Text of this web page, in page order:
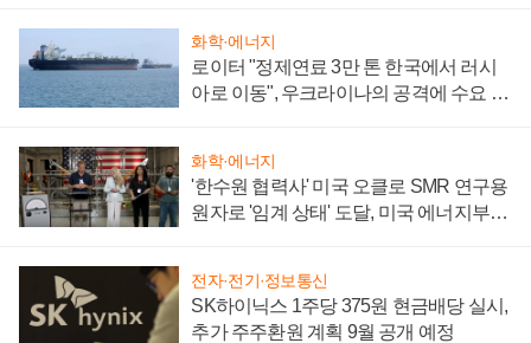
화학·에너지
로이터 "정제연료 3만 톤 한국에서 러시
아로 이동", 우크라이나의 공격에 수요 늘
화학·에너지
'한수원 협력사' 미국 오클로 SMR 연구용
원자로 '임계 상태' 도달, 미국 에너지부
전자·전기·정보통신
SK하이닉스 1주당 375원 현금배당 실시,
추가 주주환원 계획 9월 공개 예정